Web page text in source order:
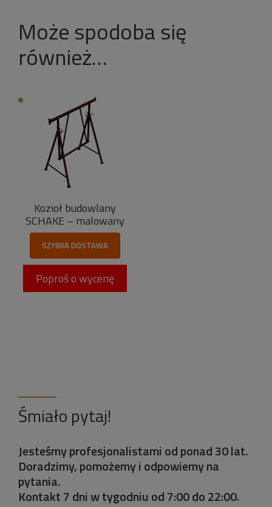
Może spodoba się
również…
Kozioł budowlany
SCHAKE – malowany
SZYBKA DOSTAWA
Poproś o wycenę
Śmiało pytaj!
Jesteśmy profesjonalistami od ponad 30 lat.
Doradzimy, pomożemy i odpowiemy na
pytania.
Kontakt 7 dni w tygodniu od 7:00 do 22:00.